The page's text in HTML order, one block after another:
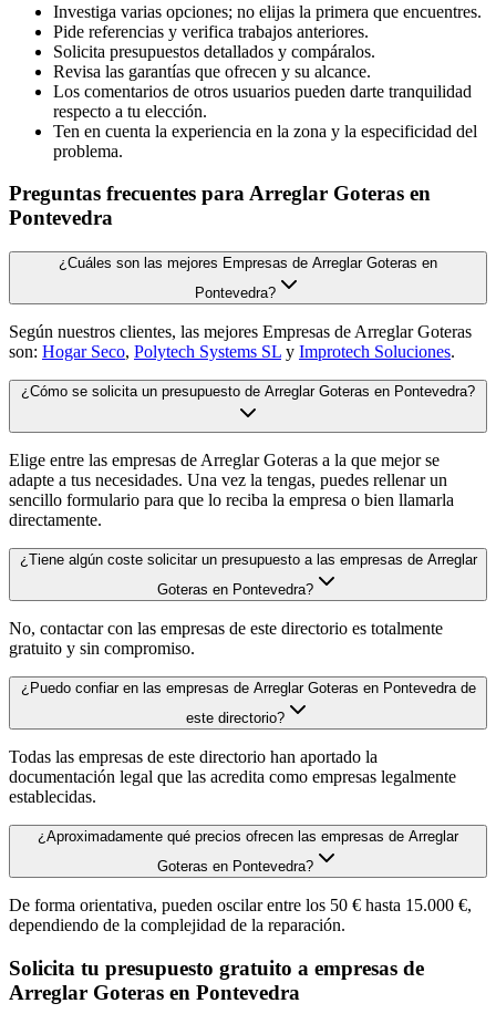
Investiga varias opciones; no elijas la primera que encuentres.
Pide referencias y verifica trabajos anteriores.
Solicita presupuestos detallados y compáralos.
Revisa las garantías que ofrecen y su alcance.
Los comentarios de otros usuarios pueden darte tranquilidad
respecto a tu elección.
Ten en cuenta la experiencia en la zona y la especificidad del
problema.
Preguntas frecuentes para Arreglar Goteras en
Pontevedra
¿Cuáles son las mejores Empresas de Arreglar Goteras en
Pontevedra?
Según nuestros clientes, las mejores Empresas de Arreglar Goteras
son: Hogar Seco, Polytech Systems SL y Improtech Soluciones.
¿Cómo se solicita un presupuesto de Arreglar Goteras en Pontevedra?
Elige entre las empresas de Arreglar Goteras a la que mejor se
adapte a tus necesidades. Una vez la tengas, puedes rellenar un
sencillo formulario para que lo reciba la empresa o bien llamarla
directamente.
¿Tiene algún coste solicitar un presupuesto a las empresas de Arreglar
Goteras en Pontevedra?
No, contactar con las empresas de este directorio es totalmente
gratuito y sin compromiso.
¿Puedo confiar en las empresas de Arreglar Goteras en Pontevedra de
este directorio?
Todas las empresas de este directorio han aportado la
documentación legal que las acredita como empresas legalmente
establecidas.
¿Aproximadamente qué precios ofrecen las empresas de Arreglar
Goteras en Pontevedra?
De forma orientativa, pueden oscilar entre los 50 € hasta 15.000 €,
dependiendo de la complejidad de la reparación.
Solicita tu presupuesto gratuito a empresas de
Arreglar Goteras en Pontevedra